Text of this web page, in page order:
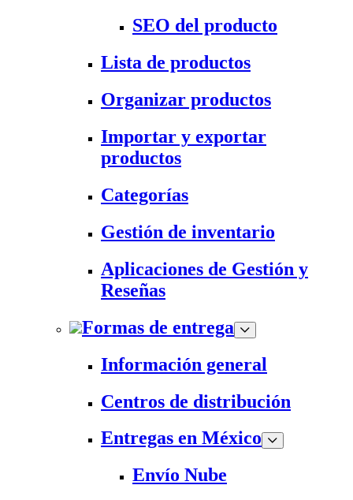
SEO del producto
Lista de productos
Organizar productos
Importar y exportar
productos
Categorías
Gestión de inventario
Aplicaciones de Gestión y
Reseñas
Formas de entrega
Información general
Centros de distribución
Entregas en México
Envío Nube